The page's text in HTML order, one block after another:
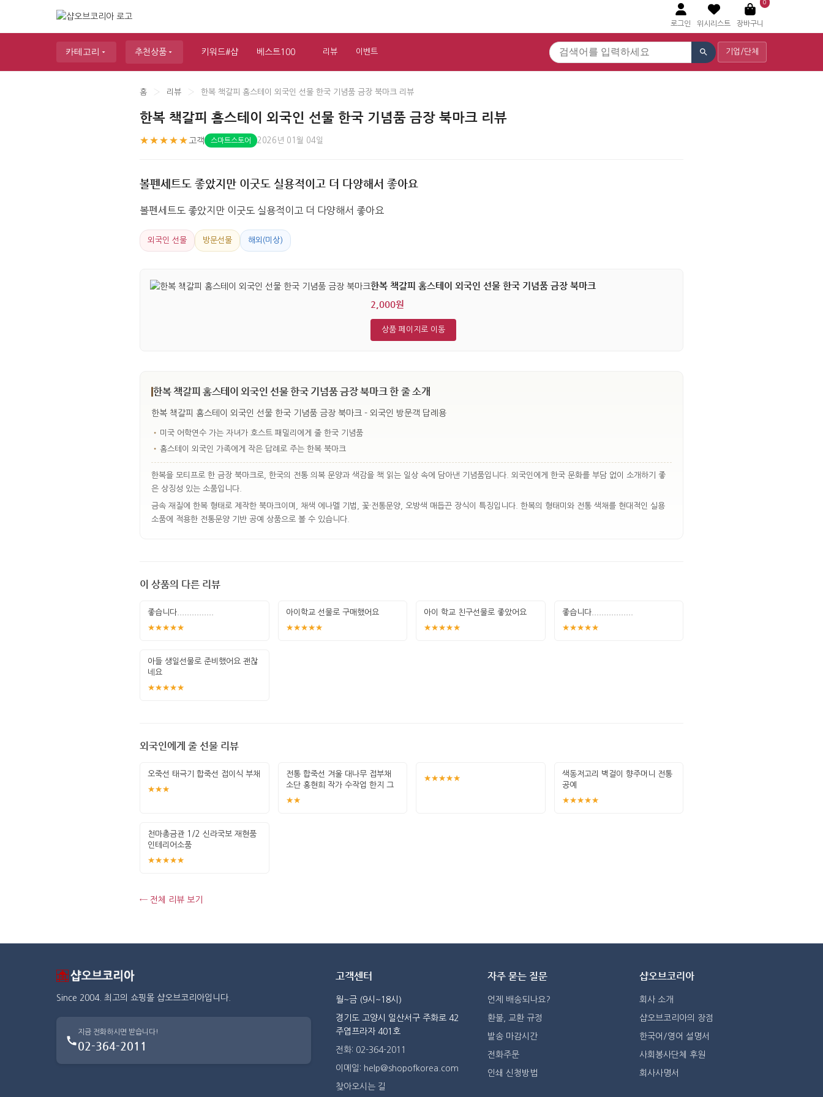
로그인 위시리스트
0
장바구니
카테고리 추천상품 키워드#샵 베스트100 리뷰 이벤트 기업/단체
홈 › 리뷰 › 한복 책갈피 홈스테이 외국인 선물 한국 기념품 금장 북마크 리뷰
한복 책갈피 홈스테이 외국인 선물 한국 기념품 금장 북마크 리뷰
★★★★★ 고객 스마트스토어 2026년 01월 04일
볼펜세트도 좋았지만 이굿도 실용적이고 더 다양해서 좋아요
볼펜세트도 좋았지만 이굿도 실용적이고 더 다양해서 좋아요
외국인 선물 방문선물 해외(미상)
한복 책갈피 홈스테이 외국인 선물 한국 기념품 금장 북마크
2,000원
상품 페이지로 이동
한복 책갈피 홈스테이 외국인 선물 한국 기념품 금장 북마크 한 줄 소개
한복 책갈피 홈스테이 외국인 선물 한국 기념품 금장 북마크 - 외국인 방문객 답례용
• 미국 어학연수 가는 자녀가 호스트 패밀리에게 줄 한국 기념품
• 홈스테이 외국인 가족에게 작은 답례로 주는 한복 북마크
한복을 모티프로 한 금장 북마크로, 한국의 전통 의복 문양과 색감을 책 읽는 일상 속에 담아낸 기념품입니다. 외국인에게 한국 문화를 부담 없이 소개하기 좋
은 상징성 있는 소품입니다.
금속 재질에 한복 형태로 제작한 북마크이며, 채색 에나멜 기법, 꽃·전통문양, 오방색 매듭끈 장식이 특징입니다. 한복의 형태미와 전통 색채를 현대적인 실용
소품에 적용한 전통문양 기반 공예 상품으로 볼 수 있습니다.
이 상품의 다른 리뷰
좋습니다...............
★★★★★
아이학교 선물로 구매했어요
★★★★★
아이 학교 친구선물로 좋았어요
★★★★★
좋습니다.................
★★★★★
아들 생일선물로 준비했어요 괜찮
네요
★★★★★
외국인에게 줄 선물 리뷰
오죽선 태극기 합죽선 접이식 부채
★★★
전통 합죽선 겨울 대나무 접부채
소단 홍현희 작가 수작업 한지 그
림 고급
★★
★★★★★
색동저고리 벽걸이 향주머니 전통
공예
★★★★★
천마총금관 1/2 신라국보 재현품
인테리어소품
★★★★★
← 전체 리뷰 보기
Since 2004. 최고의 쇼핑몰 샵오브코리아입니다.
지금 전화하시면 받습니다!
02-364-2011
고객센터
월~금 (9시~18시)
경기도 고양시 일산서구 주화로 42
주엽프라자 401호
전화: 02-364-2011
이메일: help@shopofkorea.com
찾아오시는 길
자주 묻는 질문
언제 배송되나요?
환불, 교환 규정
발송 마감시간
전화주문
인쇄 신청방법
샵오브코리아
회사 소개
샵오브코리아의 장점
한국어/영어 설명서
사회봉사단체 후원
회사사명서